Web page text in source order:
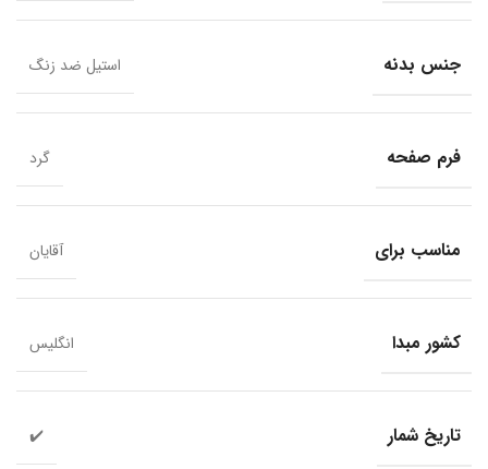
جنس بدنه استیل ضد زنگ
فرم صفحه گرد
مناسب برای آقایان
کشور مبدا انگلیس
تاریخ شمار ✔️